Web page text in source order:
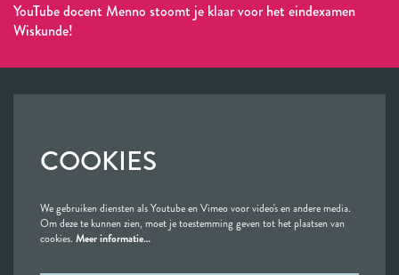
YouTube docent Menno stoomt je klaar voor het eindexamen
Wiskunde!
COOKIES
We gebruiken diensten als Youtube en Vimeo voor video's en andere media.
Om deze te kunnen zien, moet je toestemming geven tot het plaatsen van
cookies. Meer informatie…